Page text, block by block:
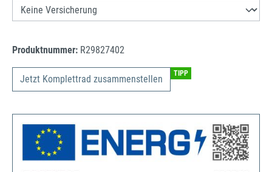
Produktnummer: R29827402
Jetzt Komplettrad zusammenstellen TIPP